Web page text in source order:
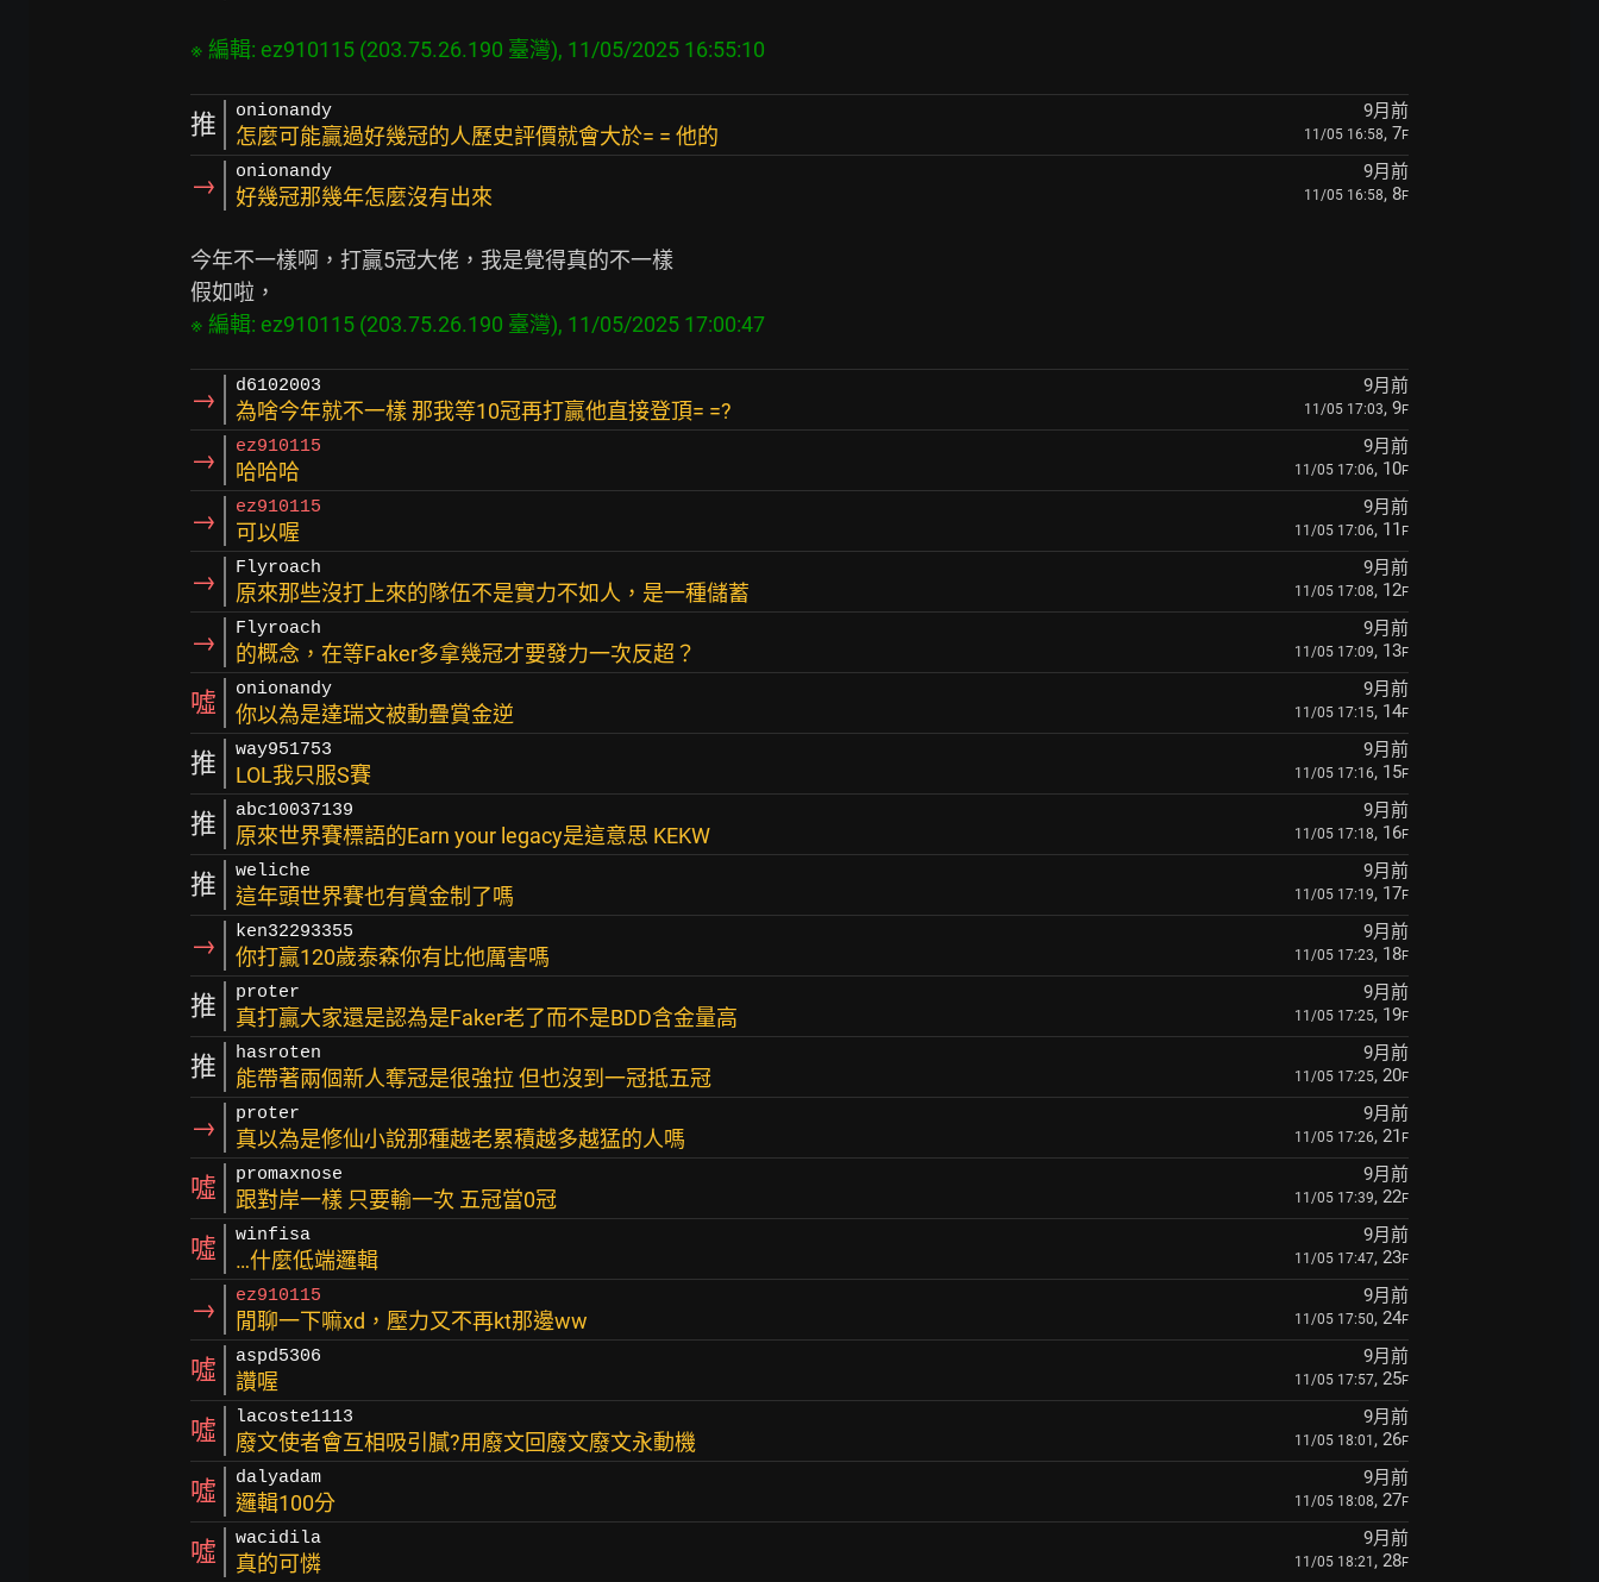
推 onionandy 9月前
怎麼可能贏過好幾冠的人歷史評價就會大於= = 他的 11/05 16:58, 7F
→ onionandy 9月前
好幾冠那幾年怎麼沒有出來 11/05 16:58, 8F
今年不一樣啊，打贏5冠大佬，我是覺得真的不一樣
→ d6102003 9月前
為啥今年就不一樣 那我等10冠再打贏他直接登頂= =? 11/05 17:03, 9F
→ ez910115 9月前
哈哈哈 11/05 17:06, 10F
→ ez910115 9月前
可以喔 11/05 17:06, 11 F
→ Flyroach 9月前
原來那些沒打上來的隊伍不是實力不如人，是一種儲蓄 11/05 17:08, 12F
→ Flyroach 9月前
的概念，在等Faker多拿幾冠才要發力一次反超？ 11/05 17:09, 13F
噓 onionandy 9月前
你以為是達瑞文被動疊賞金逆 11/05 17:15, 14F
推 way951753 9月前
LOL我只服S賽 11/05 17:16, 15F
推 abc10037139 9月前
原來世界賽標語的Earn your legacy是這意思 KEKW 11/05 17:18, 16F
推 weliche 9月前
這年頭世界賽也有賞金制了嗎 11/05 17:19, 17F
→ ken32293355 9月前
你打贏120歲泰森你有比他厲害嗎 11/05 17:23, 18F
推 proter 9月前
真打贏大家還是認為是Faker老了而不是BDD含金量高 11/05 17:25, 19F
推 hasroten 9月前
能帶著兩個新人奪冠是很強拉 但也沒到一冠抵五冠 11/05 17:25, 20F
→ proter 9月前
真以為是修仙小說那種越老累積越多越猛的人嗎 11/05 17:26, 21 F
噓 promaxnose 9月前
跟對岸一樣 只要輸一次 五冠當0冠 11/05 17:39, 22F
噓 winfisa 9月前
…什麼低端邏輯 11/05 17:47, 23F
→ ez910115 9月前
閒聊一下嘛xd，壓力又不再kt那邊ww 11/05 17:50, 24F
噓 aspd5306 9月前
讚喔 11/05 17:57, 25F
噓 lacoste1113 9月前
廢文使者會互相吸引膩?用廢文回廢文廢文永動機 11/05 18:01 , 26F
噓 dalyadam 9月前
邏輯100分 11/05 18:08, 27F
噓 wacidila 9月前
真的可憐 11/05 18:21 , 28F